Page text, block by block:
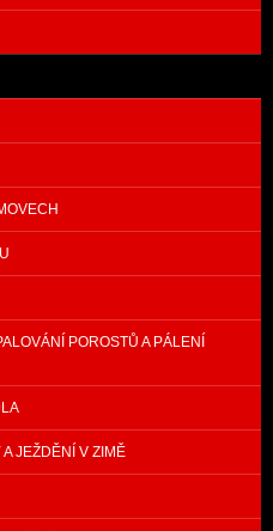
POROSTŮ A PÁLENÍ
JEŽDĚNÍ V ZIMĚ